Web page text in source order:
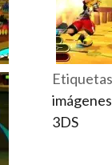
imágenes
3DS